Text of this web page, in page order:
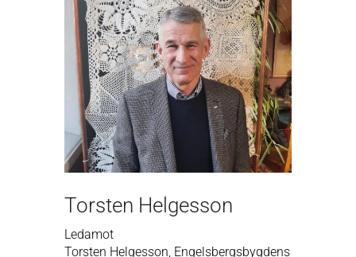
Torsten Helgesson
Ledamot
Torsten Helgesson, Engelsbergsbygdens